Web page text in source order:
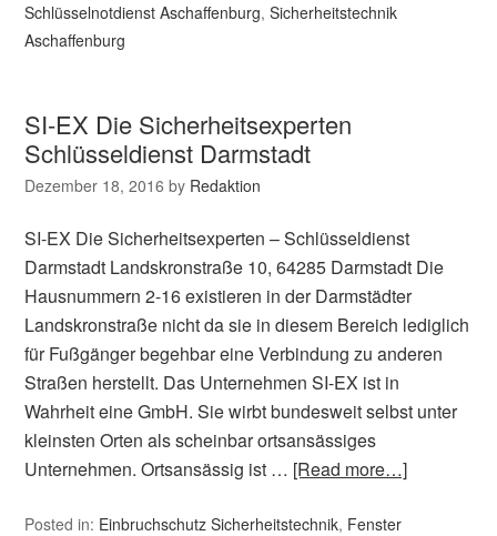
Schlüsselnotdienst Aschaffenburg,Sicherheitstechnik
Aschaffenburg
SI-EX Die Sicherheitsexperten
Schlüsseldienst Darmstadt
Dezember 18, 2016 by Redaktion
SI-EX Die Sicherheitsexperten – Schlüsseldienst
Darmstadt Landskronstraße 10, 64285 Darmstadt Die
Hausnummern 2-16 existieren in der Darmstädter
Landskronstraße nicht da sie in diesem Bereich lediglich
für Fußgänger begehbar eine Verbindung zu anderen
Straßen herstellt. Das Unternehmen SI-EX ist in
Wahrheit eine GmbH. Sie wirbt bundesweit selbst unter
kleinsten Orten als scheinbar ortsansässiges
Unternehmen. Ortsansässig ist … [Read more…]
Posted in: Einbruchschutz Sicherheitstechnik, Fenster